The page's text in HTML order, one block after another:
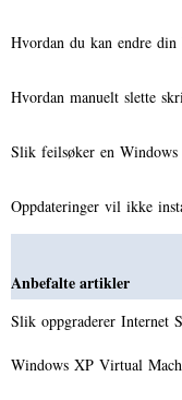
Hvordan du kan endre
Hvordan manuelt slette
Slik feilsøker en
Oppdateringer vil ikke
Anbefalte artikler
Slik oppgraderer Internet
Windows XP Virtual